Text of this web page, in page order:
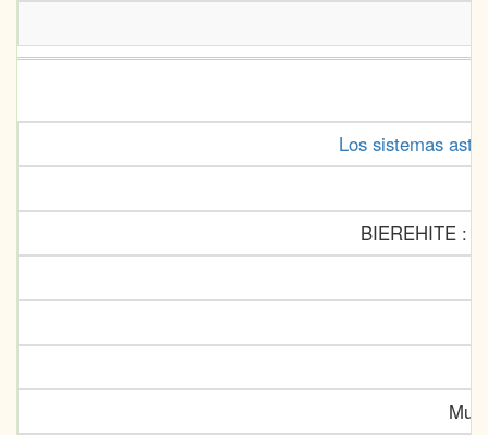
Los sistemas
BIEREHITE :